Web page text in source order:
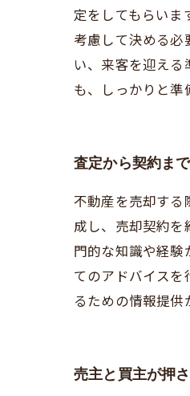
定をしてもらい
考慮して決める必
い、来客を迎え
も、しっかりと準
査定から契約まで
不動産を売却する
成し、売却契約
門的な知識や経験
てのアドバイスを
るための情報提供
売主と買主が押